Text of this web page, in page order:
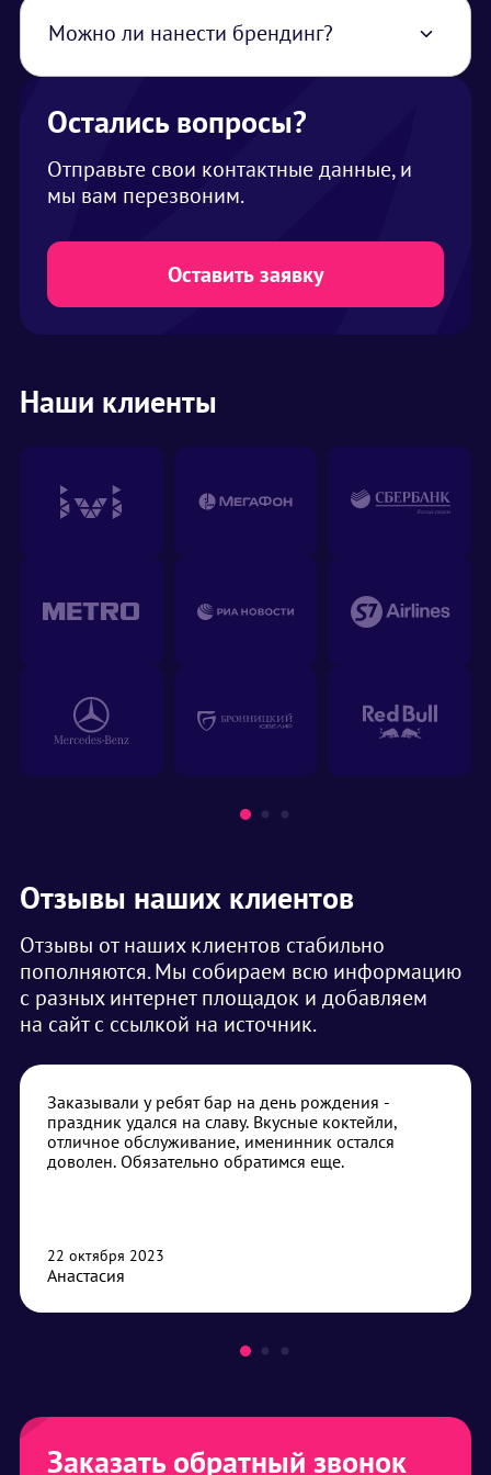
Можно ли нанести брендинг?
стойки, посуду, трубочки для напитков и
даже сами напитки при помощи пищевого
принтера, трафаретов, сахарной бумаги,
также возможна печать на льду
Остались вопросы?
Отправьте свои контактные данные, и
мы вам перезвоним.
Оставить заявку
Наши клиенты
Отзывы наших клиентов
Отзывы от наших клиентов стабильно
пополняются. Мы собираем всю информацию
с разных интернет площадок и добавляем
на сайт с ссылкой на источник.
Заказывали у ребят бар на день рождения -
праздник удался на славу. Вкусные коктейли,
отличное обслуживание, именинник остался
доволен. Обязательно обратимся еще.
22 октября 2023
Анастасия
Заказать обратный звонок